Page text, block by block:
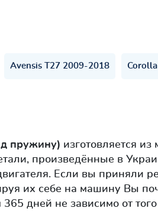
Avensis T27 2009-2018
пружину) изготовляется
произведённые в
Если вы приняли
их себе на машину Вы
дней не зависимо от